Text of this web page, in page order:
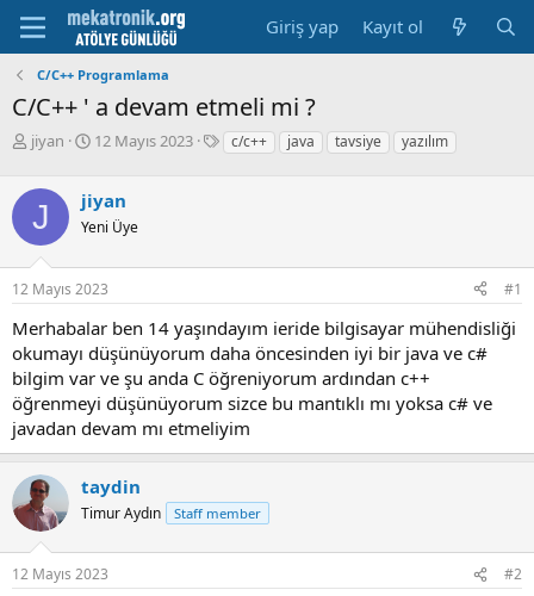
Giriş yap Kayıt ol
C/C++ Programlama
C/C++ ' a devam etmeli mi ?
K
u
y
u
b
a
ş
l
a
t
a
n
jiyan
B
l
a
a
t
a
r
i
h
i
12 Mayıs 2023
E
l
r
c/c++ java tavsiye yazılım
J jiyan
Yeni Üye
12 Mayıs 2023 #1
Merhabalar ben 14 yaşındayım ieride bilgisayar mühendisliği
okumayı düşünüyorum daha öncesinden iyi bir java ve c#
bilgim var ve şu anda C öğreniyorum ardından c++
öğrenmeyi düşünüyorum sizce bu mantıklı mı yoksa c# ve
javadan devam mı etmeliyim
taydin
Timur Aydın Staff member
12 Mayıs 2023 #2